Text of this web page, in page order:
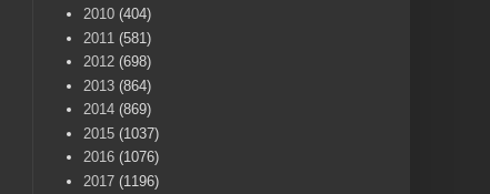
2010 (404)
2011 (581)
2012 (698)
2013 (864)
2014 (869)
2015 (1037)
2016 (1076)
2017 (1196)